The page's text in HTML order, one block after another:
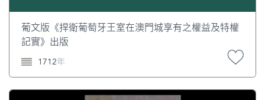
葡文版《捍衛葡萄牙王室在澳門城享有之權益及特權
記實》出版
1712年